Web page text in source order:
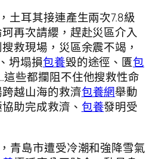
土耳其接連產生兩次7.8級
再次請纓，趕赴災區介入
救現場，災區余震不竭，
坍塌損包養毀的途徑、匱包
這些都攔阻不住他搜救性命
越山海的救濟包養網舉動
助完成救濟、 包養發明受
青島市遭受冷潮和強降雪氣